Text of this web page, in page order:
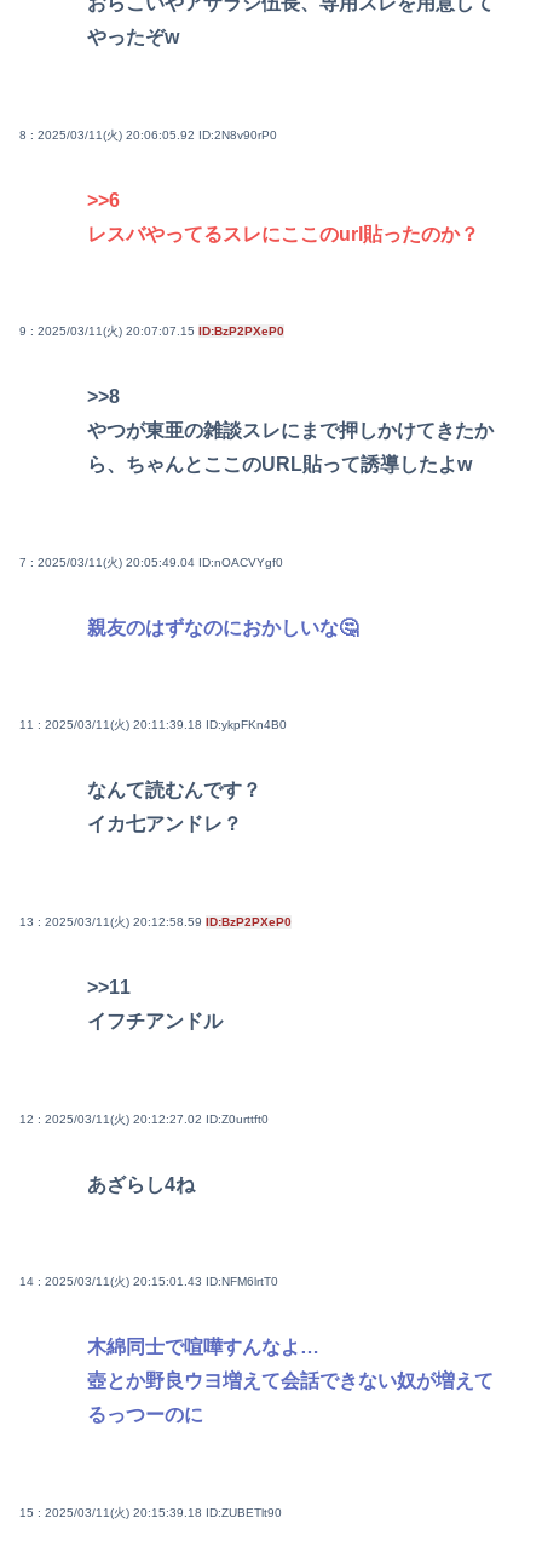
やったぞw
8 : 2025/03/11(火) 20:06:05.92 ID:2N8v90rP0
>>6
レスバやってるスレにここのurl貼ったのか？
9 : 2025/03/11(火) 20:07:07.15 ID:BzP2PXeP0
>>8
やつが東亜の雑談スレにまで押しかけてきたか
ら、ちゃんとここのURL貼って誘導したよw
7 : 2025/03/11(火) 20:05:49.04 ID:nOACVYgf0
親友のはずなのにおかしいな🤔
11 : 2025/03/11(火) 20:11:39.18 ID:ykpFKn4B0
なんて読むんです？
イカ七アンドレ？
13 : 2025/03/11(火) 20:12:58.59 ID:BzP2PXeP0
>>11
イフチアンドル
12 : 2025/03/11(火) 20:12:27.02 ID:Z0urttft0
あざらし4ね
14 : 2025/03/11(火) 20:15:01.43 ID:NFM6lrtT0
木綿同士で喧嘩すんなよ…
壺とか野良ウヨ増えて会話できない奴が増えて
るっつーのに
15 : 2025/03/11(火) 20:15:39.18 ID:ZUBETlt90